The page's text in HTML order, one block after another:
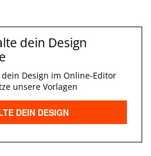
dein Design
dein Design im Online-Editor
unsere Vorlagen
DEIN DESIGN